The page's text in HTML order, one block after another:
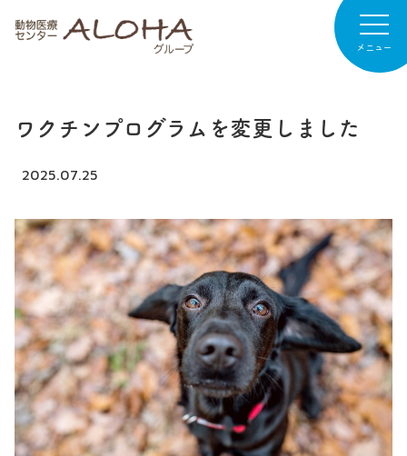
メニュー
病院紹介
専門診療
診療案内
お知らせ
病院日記
リクルート
お問い合わせ 獣医師の皆様へ
ワクチンプログラムを変更しました
2025.07.25